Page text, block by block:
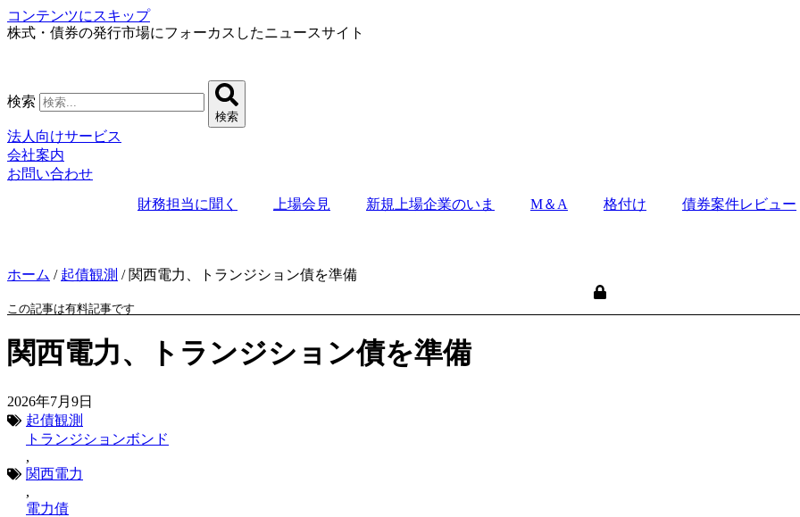
コンテンツにスキップ
株式・債券の発行市場にフォーカスしたニュースサイト
検索
検索
法人向けサービス
会社案内
お問い合わせ
財務担当に聞く
上場会見 新規上場企業のいま M＆A 格付け 債券案件レビュー
ホーム / 起債観測 / 関西電力、トランジション債を準備
この記事は有料記事です
関西電力、トランジション債を準備
2026年7月9日
起債観測
トランジションボンド
,
関西電力
,
電力債